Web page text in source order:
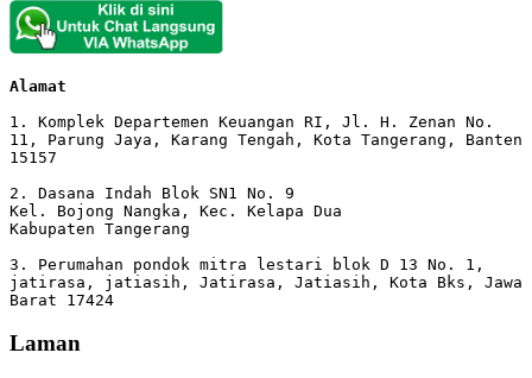
Alamat
1. Komplek Departemen Keuangan RI, Jl. H. Zenan No.
11, Parung Jaya, Karang Tengah, Kota Tangerang, Banten
15157
2. Dasana Indah Blok SN1 No. 9
Kel. Bojong Nangka, Kec. Kelapa Dua
Kabupaten Tangerang
3. Perumahan pondok mitra lestari blok D 13 No. 1,
jatirasa, jatiasih, Jatirasa, Jatiasih, Kota Bks, Jawa
Barat 17424
Laman